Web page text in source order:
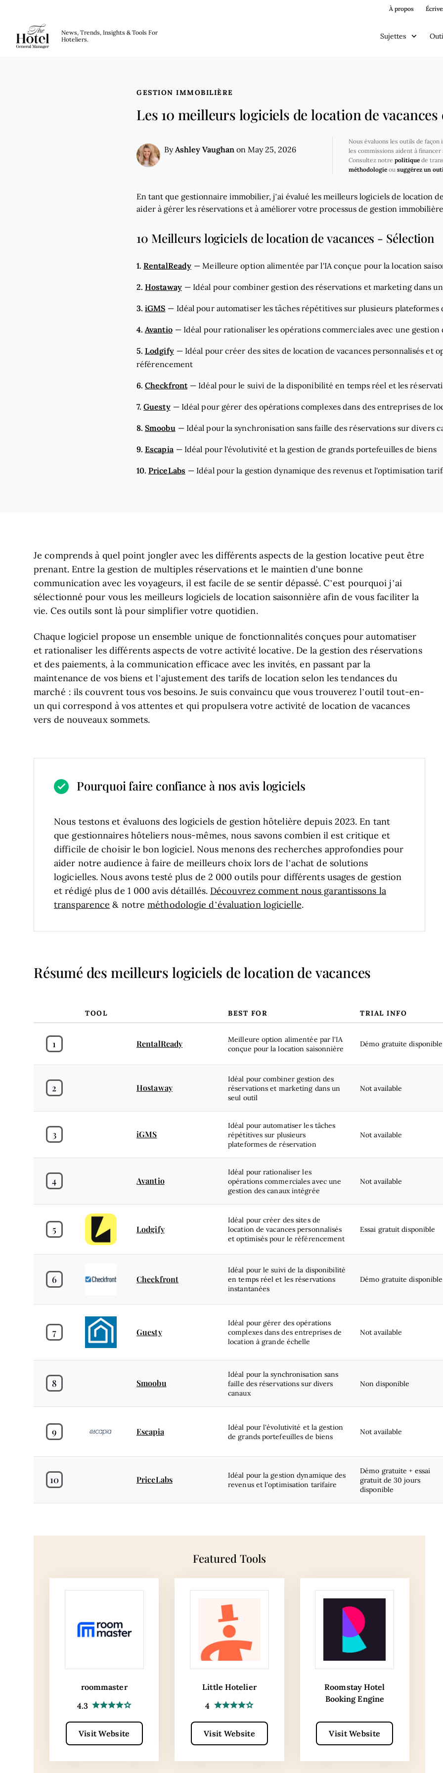
À propos
News, Trends, Insights & Tools For
Hoteliers.
Sujettes
GESTION IMMOBILIÈRE
Les 10 meilleurs logiciels de location de vacances
ByAshley Vaughanon May 25, 2026
Nous évaluons les outils de façon
les commissions aident à financer
Consultez notre politiquede
méthodologieou suggérez un
En tant que gestionnaire immobilier, j’ai évalué les meilleurs logiciels de location
aider à gérer les réservations et à améliorer votre processus de gestion
10 Meilleurs logiciels de location de vacances - Sélection
1. RentalReady — Meilleure option alimentée par l'IA conçue pour la location
2. Hostaway — Idéal pour combiner gestion des réservations et marketing dans
3. iGMS — Idéal pour automatiser les tâches répétitives sur plusieurs plateformes
4. Avantio — Idéal pour rationaliser les opérations commerciales avec une gestion
5. Lodgify — Idéal pour créer des sites de location de vacances personnalisés et
référencement
6. Checkfront — Idéal pour le suivi de la disponibilité en temps réel et les
7. Guesty — Idéal pour gérer des opérations complexes dans des entreprises de
8. Smoobu — Idéal pour la synchronisation sans faille des réservations sur divers
9. Escapia — Idéal pour l'évolutivité et la gestion de grands portefeuilles de biens
10. PriceLabs — Idéal pour la gestion dynamique des revenus et l'optimisation
Je comprends à quel point jongler avec les différents aspects de la gestion locative peut être
prenant. Entre la gestion de multiples réservations et le maintien d'une bonne
communication avec les voyageurs, il est facile de se sentir dépassé. C’est pourquoi j’ai
sélectionné pour vous les meilleurs logiciels de location saisonnière afin de vous faciliter la
vie. Ces outils sont là pour simplifier votre quotidien.
Chaque logiciel propose un ensemble unique de fonctionnalités conçues pour automatiser
et rationaliser les différents aspects de votre activité locative. De la gestion des réservations
et des paiements, à la communication efficace avec les invités, en passant par la
maintenance de vos biens et l’ajustement des tarifs de location selon les tendances du
marché : ils couvrent tous vos besoins. Je suis convaincu que vous trouverez l’outil tout-en-
un qui correspond à vos attentes et qui propulsera votre activité de location de vacances
vers de nouveaux sommets.
Pourquoi faire confiance à nos avis logiciels
Nous testons et évaluons des logiciels de gestion hôtelière depuis 2023. En tant
que gestionnaires hôteliers nous-mêmes, nous savons combien il est critique et
difficile de choisir le bon logiciel. Nous menons des recherches approfondies pour
aider notre audience à faire de meilleurs choix lors de l’achat de solutions
logicielles. Nous avons testé plus de 2 000 outils pour différents usages de gestion
et rédigé plus de 1 000 avis détaillés. Découvrez comment nous garantissons la
transparence & notreméthodologie d’évaluation logicielle.
Résumé des meilleurs logiciels de location de vacances
TOOL BEST FOR TRIAL INFO
1 RentalReady
Meilleure option alimentée par l'IA
conçue pour la location saisonnière
Démo gratuite disponible
2 Hostaway
Idéal pour combiner gestion des
réservations et marketing dans un
seul outil
Not available
3 iGMS
Idéal pour automatiser les tâches
répétitives sur plusieurs
plateformes de réservation
Not available
4 Avantio
Idéal pour rationaliser les
opérations commerciales avec une
gestion des canaux intégrée
Not available
5 Lodgify
Idéal pour créer des sites de
location de vacances personnalisés
et optimisés pour le référencement
Essai gratuit disponible
6 Checkfront
Idéal pour le suivi de la disponibilité
en temps réel et les réservations
instantanées
Démo gratuite disponible
7 Guesty
Idéal pour gérer des opérations
complexes dans des entreprises de
location à grande échelle
Not available
8 Smoobu
Idéal pour la synchronisation sans
faille des réservations sur divers
canaux
Non disponible
9 Escapia
Idéal pour l'évolutivité et la gestion
de grands portefeuilles de biens
Not available
10 PriceLabs
Idéal pour la gestion dynamique des
revenus et l'optimisation tarifaire
Démo gratuite + essai
gratuit de 30 jours
disponible
Featured Tools
roommaster
4.3
Visit Website
Little Hotelier
4
Visit Website
Roomstay Hotel
Booking Engine
Visit Website